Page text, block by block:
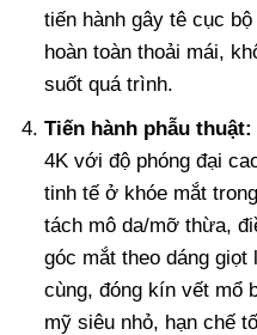
tiến hành gây tê cục
hoàn toàn thoải mái,
suốt quá trình.
Tiến hành phẫu thuật:
4K với độ phóng đại
tinh tế ở khóe mắt
tách mô da/mỡ thừa,
góc mắt theo dáng
cùng, đóng kín vết mổ
mỹ siêu nhỏ, hạn chế